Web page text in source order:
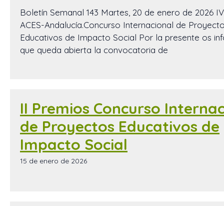
Boletín Semanal 143 Martes, 20 de enero de 2026
ACES-Andalucía.Concurso Internacional de
Educativos de Impacto Social Por la presente os
que queda abierta la convocatoria de
II Premios Concurso
de Proyectos Educativos de
Impacto Social
15 de enero de 2026